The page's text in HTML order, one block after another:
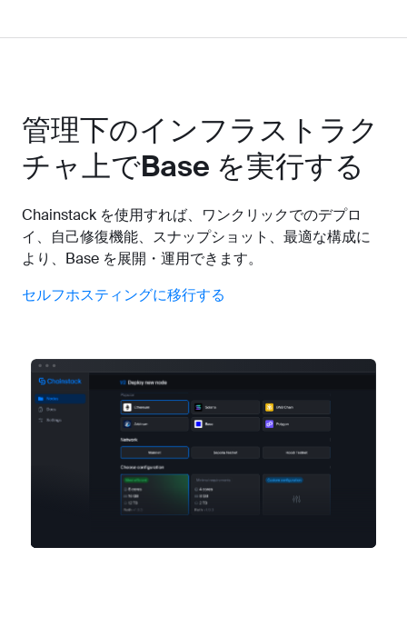
管理下のインフラストラク
チャ上でBase を実行する
Chainstack を使用すれば、ワンクリックでのデプロ
イ、自己修復機能、スナップショット、最適な構成に
より、Base を展開・運用できます。
セルフホスティングに移行する